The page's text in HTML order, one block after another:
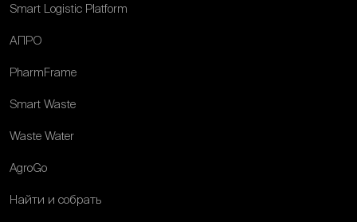
Smart Logistic Platform
АПРО
PharmFrame
Smart Waste
Waste Water
AgroGo
Найти и собрать